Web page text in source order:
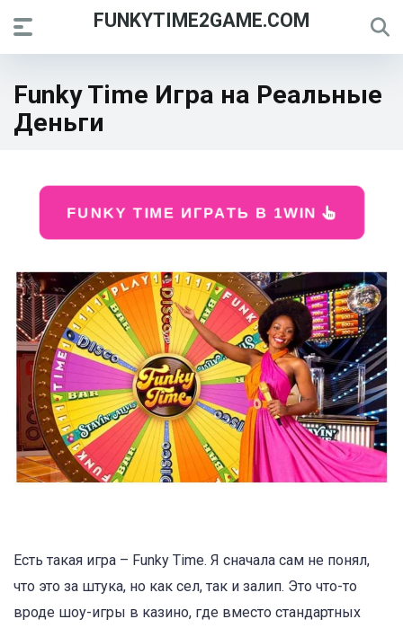
FUNKYTIME2GAME.COM
Funky Time Игра на Реальные
Деньги
FUNKY TIME ИГРАТЬ В 1WIN
Есть такая игра – Funky Time. Я сначала сам не понял,
что это за штука, но как сел, так и залип. Это что-то
вроде шоу-игры в казино, где вместо стандартных